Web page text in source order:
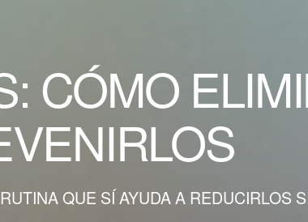
CÓMO
QUE SÍ AYUDA A REDUCIRLOS